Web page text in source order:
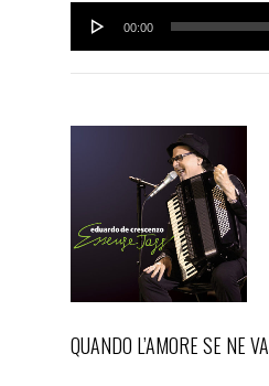
Audio
Player
00:00
QUANDO L’AMORE SE NE VA